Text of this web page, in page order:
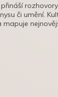
či umění.
mapuje